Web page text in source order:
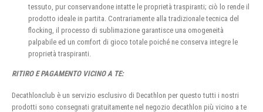
tessuto, pur conservandone intatte le proprietà traspiranti; ciò lo rende il
prodotto ideale in partita. Contrariamente alla tradizionale tecnica del
flocking, il processo di sublimazione garantisce una omogeneità
palpabile ed un comfort di gioco totale poiché ne conserva integre le
proprietà traspiranti.
RITIRO E PAGAMENTO VICINO A TE:
Decathlonclub è un servizio esclusivo di Decathlon per questo tutti i nostri
prodotti sono consegnati gratuitamente nel negozio decathlon più vicino a te